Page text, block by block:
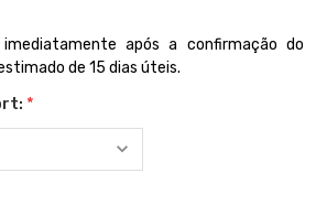
imediatamente após a confirmação do
de 15 dias úteis.
*